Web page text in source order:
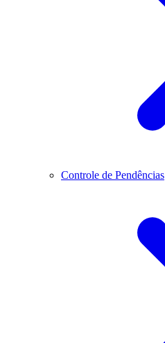
Controle de Pendências